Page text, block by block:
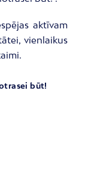
aktīvam
vienlaikus
būt!